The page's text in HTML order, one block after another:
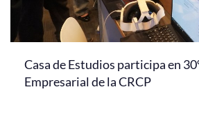
Casa de Estudios participa en
Empresarial de la CRCP